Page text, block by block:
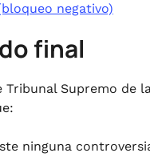
negativo)
final
Tribunal Supremo de
ninguna